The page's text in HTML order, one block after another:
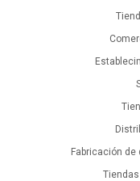
Fabricación